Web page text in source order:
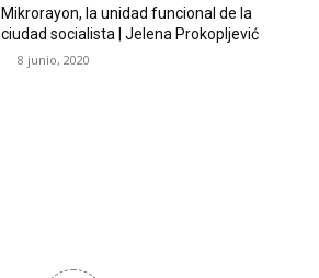
Mikrorayon, la unidad funcional de la
ciudad socialista | Jelena Prokopljević
8 junio, 2020